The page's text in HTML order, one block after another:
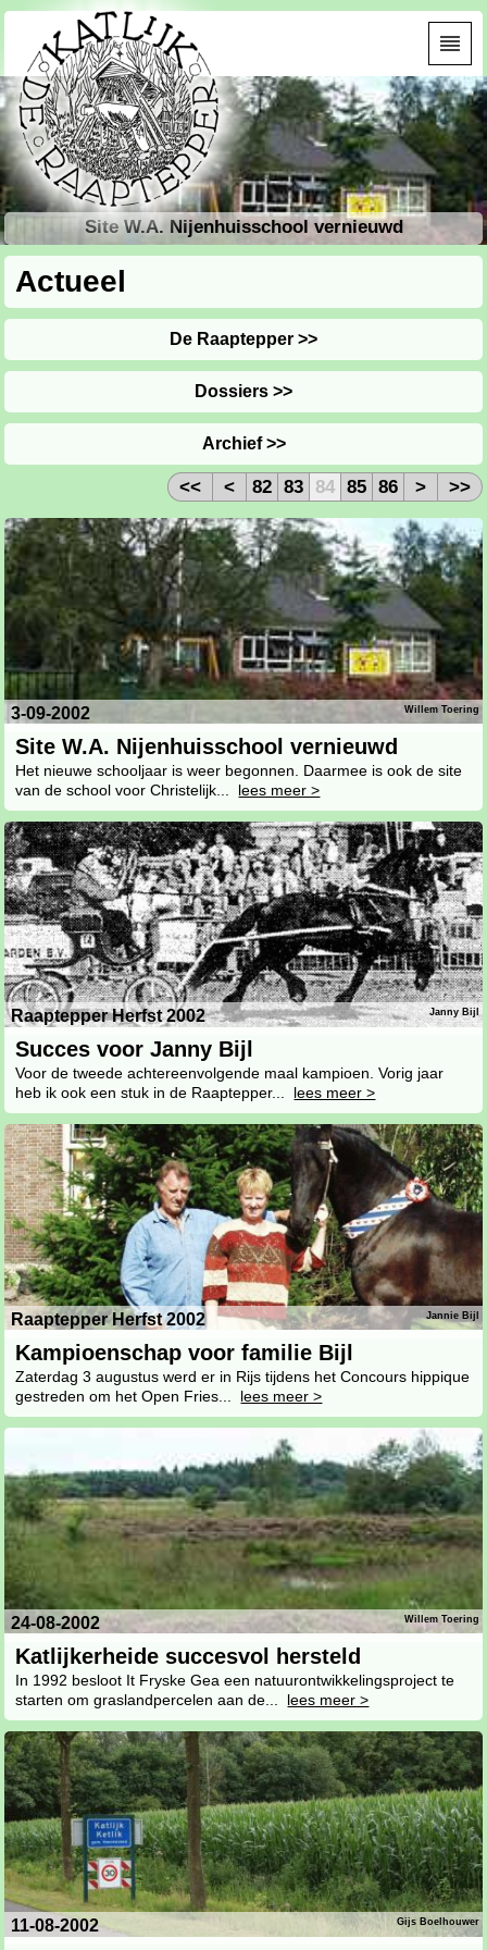
Site W.A. Nijenhuisschool vernieuwd
Actueel
De Raaptepper >>
Dossiers >>
Archief >>
<< < 82 83 84 85 86 > >>
3-09-2002 Willem Toering
Site W.A. Nijenhuisschool vernieuwd
Het nieuwe schooljaar is weer begonnen. Daarmee is ook de site
van de school voor Christelijk... lees meer >
Raaptepper Herfst 2002 Janny Bijl
Succes voor Janny Bijl
Voor de tweede achtereenvolgende maal kampioen. Vorig jaar
heb ik ook een stuk in de Raaptepper... lees meer >
Raaptepper Herfst 2002 Jannie Bijl
Kampioenschap voor familie Bijl
Zaterdag 3 augustus werd er in Rijs tijdens het Concours hippique
gestreden om het Open Fries... lees meer >
24-08-2002 Willem Toering
Katlijkerheide succesvol hersteld
In 1992 besloot It Fryske Gea een natuurontwikkelingsproject te
starten om graslandpercelen aan de... lees meer >
11-08-2002 Gijs Boelhouwer